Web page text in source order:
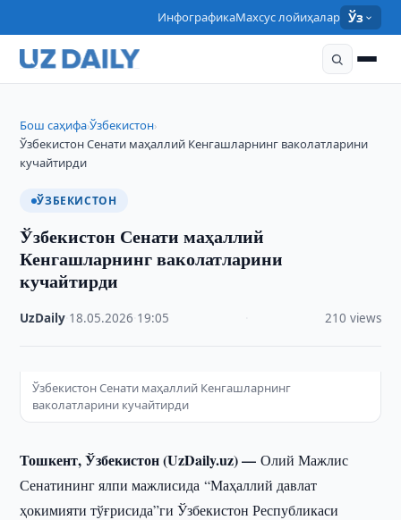
ИнфографикаМахсус лойиҳалар Ўз
Бош саҳифа›Ўзбекистон›
Ўзбекистон Сенати маҳаллий Кенгашларнинг ваколатларини
кучайтирди
ЎЗБЕКИСТОН
Ўзбекистон Сенати маҳаллий
Кенгашларнинг ваколатларини
кучайтирди
UzDaily 18.05.2026 19:05 210 views
Ўзбекистон Сенати маҳаллий Кенгашларнинг
ваколатларини кучайтирди
Тошкент, Ўзбекистон (UzDaily.uz) —Олий Мажлис
Сенатининг ялпи мажлисида “Маҳаллий давлат
ҳокимияти тўғрисида”ги Ўзбекистон Республикаси